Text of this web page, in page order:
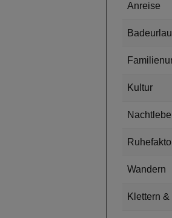
Anreise
Kultur
Wandern
Klettern